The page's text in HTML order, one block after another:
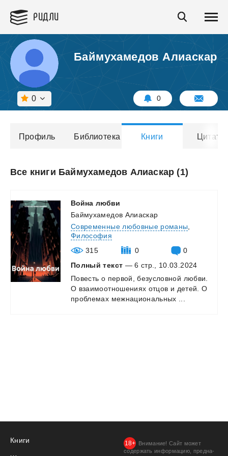
РИДЛИ
Баймухамедoв Алиаскар
0 0
Профиль Библиотека Книги Цитаты
Все книги Баймухамедoв Алиаскар (1)
Война любви
Баймухамедoв Алиаскар
Современные любовные романы
Философия
315
0
0
Полный текст — 6 стр., 10.03.2024
Повесть о первой, безусловной любви.
О взаимоотношениях отцов и детей.
О
проблемах межнациональных
Книги
Внимание! Сайт может
содержать информацию, предна­